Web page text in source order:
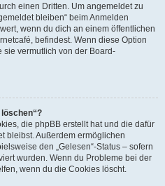
einen Dritten. Um angemeldet zu
bleiben“ beim Anmelden
wenn du dich an einem öffentlichen
befindest. Wenn diese Option
sie vermutlich von der Board-
die phpBB erstellt hat und die dafür
bleibst. Außerdem ermöglichen
den „Gelesen“-Status – sofern
wurden. Wenn du Probleme bei der
wenn du die Cookies löscht.